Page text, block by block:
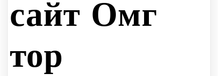
сайт Омг
тор